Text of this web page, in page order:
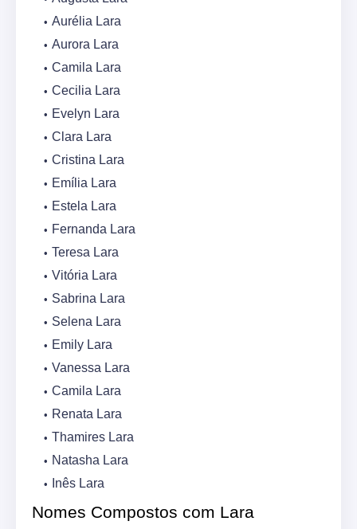
Aurélia Lara
Aurora Lara
Camila Lara
Cecilia Lara
Evelyn Lara
Clara Lara
Cristina Lara
Emília Lara
Estela Lara
Fernanda Lara
Teresa Lara
Vitória Lara
Sabrina Lara
Selena Lara
Emily Lara
Vanessa Lara
Camila Lara
Renata Lara
Thamires Lara
Natasha Lara
Inês Lara
Nomes Compostos com Lara